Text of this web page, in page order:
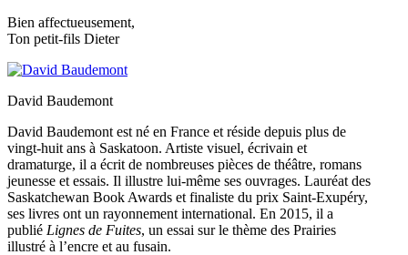
Bien affectueusement,
Ton petit-fils Dieter
David Baudemont
David Baudemont est né en France et réside depuis plus de
vingt-huit ans à Saskatoon. Artiste visuel, écrivain et
dramaturge, il a écrit de nombreuses pièces de théâtre, romans
jeunesse et essais. Il illustre lui-même ses ouvrages. Lauréat des
Saskatchewan Book Awards et finaliste du prix Saint-Exupéry,
ses livres ont un rayonnement international. En 2015, il a
publié Lignes de Fuites, un essai sur le thème des Prairies
illustré à l’encre et au fusain.